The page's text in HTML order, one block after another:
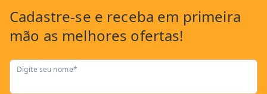
Cadastre-se e receba em primeira
mão as melhores ofertas!
Digite seu nome*